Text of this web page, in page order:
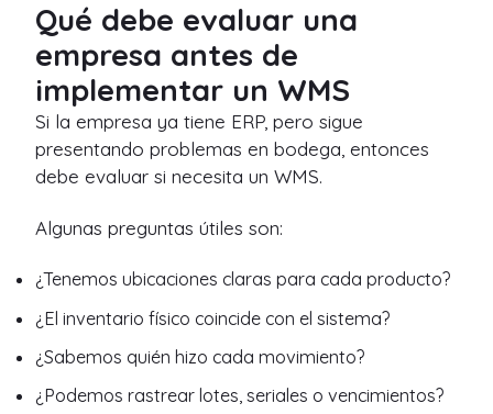
Qué debe evaluar una
empresa antes de
implementar un WMS
Si la empresa ya tiene ERP, pero sigue
presentando problemas en bodega, entonces
debe evaluar si necesita un WMS.
Algunas preguntas útiles son:
¿Tenemos ubicaciones claras para cada producto?
¿El inventario físico coincide con el sistema?
¿Sabemos quién hizo cada movimiento?
¿Podemos rastrear lotes, seriales o vencimientos?